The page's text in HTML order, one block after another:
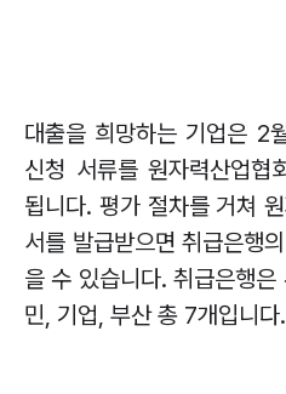
대출을 희망하는 기업은 2
신청 서류를 원자력산업협
됩니다. 평가 절차를 거쳐
서를 발급받으면 취급은행
을 수 있습니다. 취급은행은
민, 기업, 부산 총 7개입니다.